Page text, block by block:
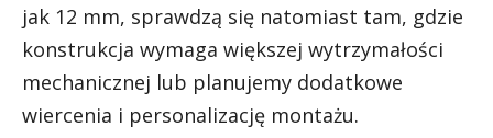
jak 12 mm, sprawdzą się natomiast tam, gdzie
konstrukcja wymaga większej wytrzymałości
mechanicznej lub planujemy dodatkowe
wiercenia i personalizację montażu.